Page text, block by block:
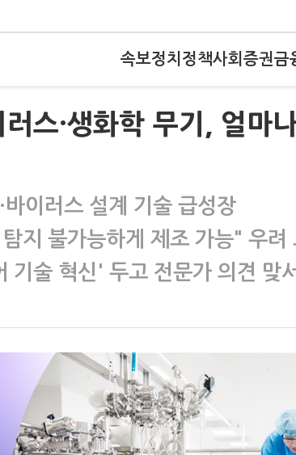
속보정치 정책사회 증권금
스·생화학 무기, 얼마
이러스 설계 기술 급성장
지 불가능하게 제조 가능" 우려
기술 혁신' 두고 전문가 의견 맞서